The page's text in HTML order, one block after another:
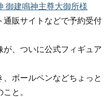
御建鳴神主尊大御所様
通販サイトなどで予約受付
、ついに公式フィギュア
ボールペンなどちょっと
と。